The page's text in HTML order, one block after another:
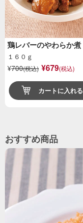
鶏レバーのやわらか煮
１６０ｇ
¥700(税込) ¥679(税込)
カートに入れる
おすすめ商品